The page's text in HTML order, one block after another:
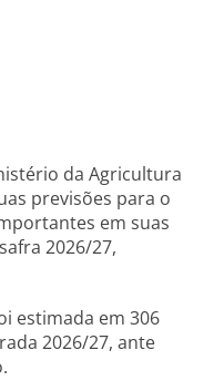
da Agricultura
previsões para o
em suas
2026/27,
estimada em 306
2026/27, ante